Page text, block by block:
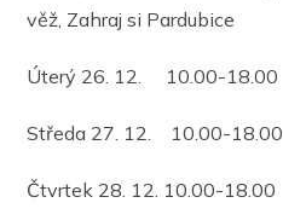
věž, Zahraj si Pardubice
Úterý 26. 12. 10.00-18.00
Středa 27. 12. 10.00-18.00
Čtvrtek 28. 12. 10.00-18.00